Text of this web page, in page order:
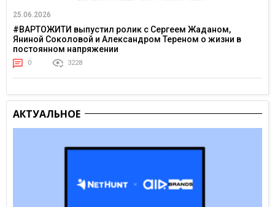
25.06.2026
#ВАРТОЖИТИ выпустил ролик с Сергеем Жаданом,
Яниной Соколовой и Александром Тереном о жизни в
постоянном напряжении
0 3228
АКТУАЛЬНОЕ